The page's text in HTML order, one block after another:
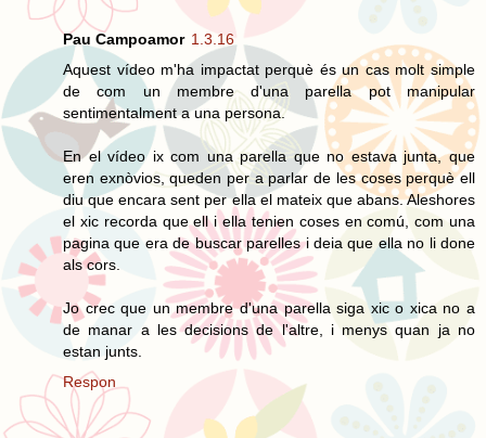
Pau Campoamor 1.3.16
Aquest vídeo m'ha impactat perquè és un cas molt simple
de com un membre d'una parella pot manipular
sentimentalment a una persona.
En el vídeo ix com una parella que no estava junta, que
eren exnòvios, queden per a parlar de les coses perquè ell
diu que encara sent per ella el mateix que abans. Aleshores
el xic recorda que ell i ella tenien coses en comú, com una
pagina que era de buscar parelles i deia que ella no li done
als cors.
Jo crec que un membre d'una parella siga xic o xica no a
de manar a les decisions de l'altre, i menys quan ja no
estan junts.
Respon